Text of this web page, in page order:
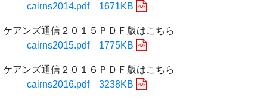
cairns2014.pdf 1671KB
ケアンズ通信２０１５ＰＤＦ版はこちら
cairns2015.pdf 1775KB
ケアンズ通信２０１６ＰＤＦ版はこちら
cairns2016.pdf 3238KB